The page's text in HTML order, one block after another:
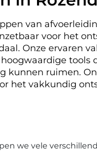
van
voor het
Onze ervaren
tools
kunnen ruimen.
het vakkundig
we vele